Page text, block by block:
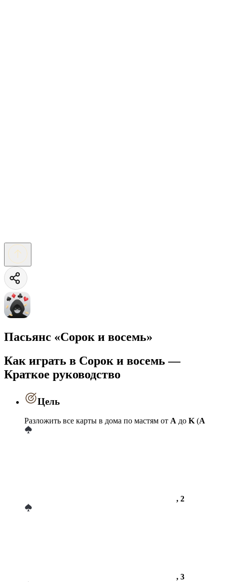
Пасьянс «Сорок и восемь»
Как играть в Сорок и восемь —
Краткое руководство
Цель
Разложить все карты в дома по мастям от A до K(A
, 2
, 3